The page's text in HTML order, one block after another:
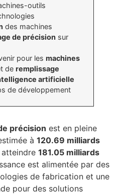
outils
des machines
de précision sur
pour lesmachines
deremplissage
artificielle
de développement
précision est en pleine
à 120.69 milliards
atteindre 181.05 milliards
est alimentée par des
de fabrication et une
pour des solutions